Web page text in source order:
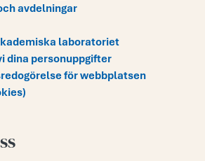
avdelningar
laboratoriet
dina personuppgifter
för webbplatsen